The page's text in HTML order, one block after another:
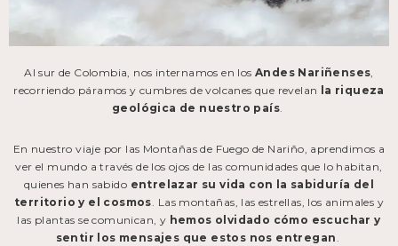
Al sur de Colombia, nos internamos en los Andes Nariñenses,
recorriendo páramos y cumbres de volcanes que revelan la riqueza
geológica de nuestro país.
En nuestro viaje por las Montañas de Fuego de Nariño, aprendimos a
ver el mundo a través de los ojos de las comunidades que lo habitan,
quienes han sabido entrelazar su vida con la sabiduría del
territorio y el cosmos. Las montañas, las estrellas, los animales y
las plantas se comunican, y hemos olvidado cómo escuchar y
sentir los mensajes que estos nos entregan.